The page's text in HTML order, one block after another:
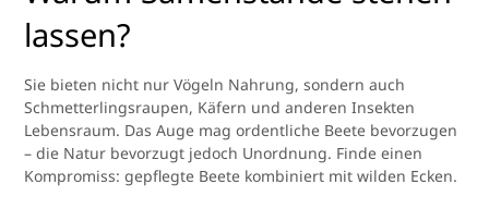
lassen?
Sie bieten nicht nur Vögeln Nahrung, sondern auch
Schmetterlingsraupen, Käfern und anderen Insekten
Lebensraum. Das Auge mag ordentliche Beete bevorzugen
– die Natur bevorzugt jedoch Unordnung. Finde einen
Kompromiss: gepflegte Beete kombiniert mit wilden Ecken.